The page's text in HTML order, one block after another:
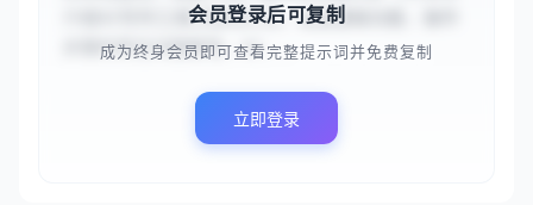
介绍AI写作工具的使用方法，涵盖基础功能、操作
步骤和常见问题解答。AI...
会员登录后可复制
成为终身会员即可查看完整提示词并免费复制
立即登录